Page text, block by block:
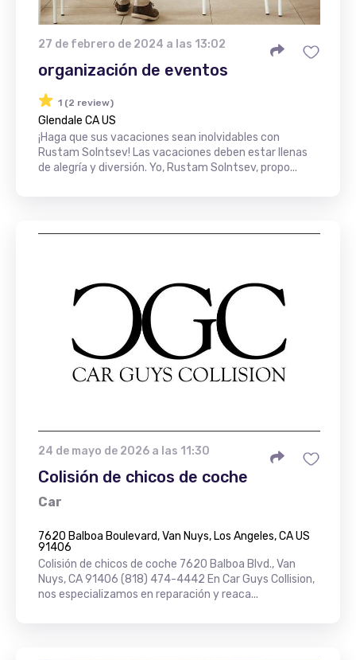
27 de febrero de 2024 a las 13:02
organización de eventos
1 (2 review)
Glendale CA US
¡Haga que sus vacaciones sean inolvidables con
Rustam Solntsev! Las vacaciones deben estar llenas
de alegría y diversión. Yo, Rustam Solntsev, propo...
24 de mayo de 2026 a las 11:30
Colisión de chicos de coche
Car
7620 Balboa Boulevard, Van Nuys, Los Angeles, CA US
91406
Colisión de chicos de coche 7620 Balboa Blvd., Van
Nuys, CA 91406 (818) 474-4442 En Car Guys Collision,
nos especializamos en reparación y reaca...